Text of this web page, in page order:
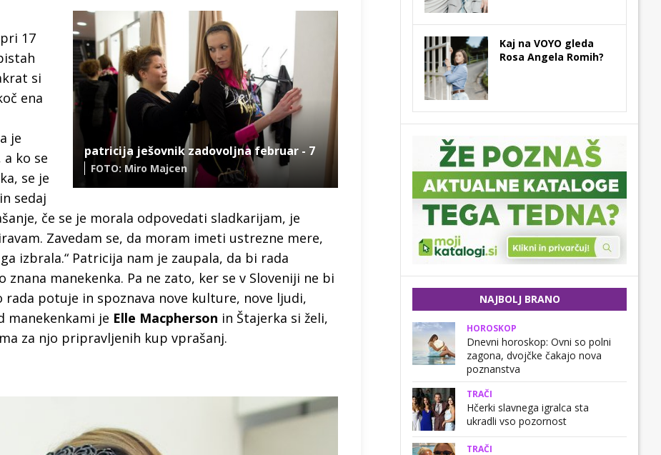
patricija ješovnik zadovoljna februar - 7
FOTO: Miro Majcen
17
si
ena
je
ko se
se je
sedaj
če se je morala odpovedati sladkarijam, je
Zavedam se, da moram imeti ustrezne mere,
izbrala.“ Patricija nam je zaupala, da bi rada
manekenka. Pa ne zato, ker se v Sloveniji ne bi
potuje in spoznava nove kulture, nove ljudi,
manekenkami je Elle Macpherson in Štajerka si želi,
za njo pripravljenih kup vprašanj.
Kaj na VOYO gleda
Rosa Angela Romih?
NAJBOLJ BRANO
HOROSKOP
Dnevni horoskop: Ovni so polni
zagona, dvojčke čakajo nova
poznanstva
TRAČI
Hčerki slavnega igralca sta
ukradli vso pozornost
TRAČI